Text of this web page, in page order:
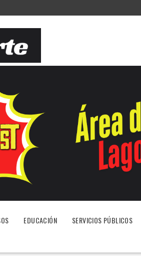
EDUCACIÓN SERVICIOS PÚBLICOS